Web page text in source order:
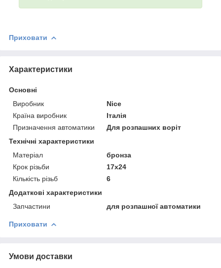
Приховати
Характеристики
Основні
Виробник
Nice
Країна виробник
Італія
Призначення автоматики
Для розпашних воріт
Технічні характеристики
Матеріал
бронза
Крок різьби
17х24
Кількість різьб
6
Додаткові характеристики
Запчастини
для розпашної автоматики
Приховати
Умови доставки